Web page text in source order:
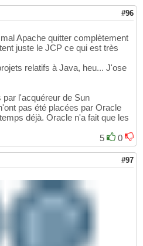
#96
Apache quitter complètement
juste le JCP ce qui est très
relatifs à Java, heu... J'ose
l'acquéreur de Sun
pas été placées par Oracle
déjà. Oracle n'a fait que les
5
0
#97